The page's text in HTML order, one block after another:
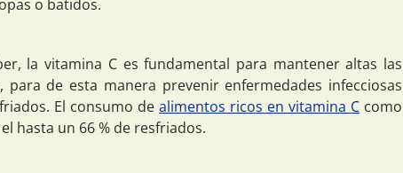
o batidos.
la vitamina C es fundamental para mantener altas las
para de esta manera prevenir enfermedades infecciosas
El consumo de alimentos ricos en vitamina C como
hasta un 66 % de resfriados.